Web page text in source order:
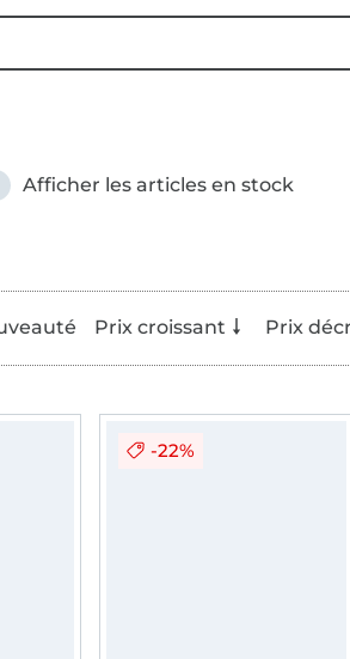
Afficher les articles en stock
Prix croissant Prix
-22%